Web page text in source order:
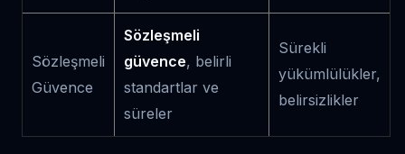
Sözleşmeli
Güvence
Sözleşmeli
güvence, belirli
standartlar ve
süreler
Sürekli
yükümlülükler,
belirsizlikler